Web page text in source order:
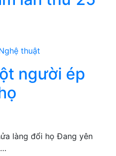
thuật
người ép
làng đổi họ Đang yên